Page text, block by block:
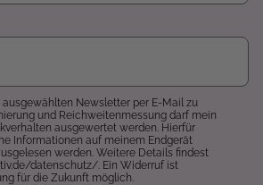
Newsletter per E-Mail zu
und Reichweitenmessung darf mein
ausgewertet werden. Hierfür
Informationen auf meinem Endgerät
werden. Weitere Details findest
datenschutz/. Ein Widerruf ist
für die Zukunft möglich.